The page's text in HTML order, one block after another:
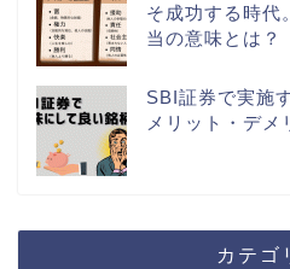
そ成功する時代
当の意味とは？
SBI証券で実施
メリット・デメ
カテゴ